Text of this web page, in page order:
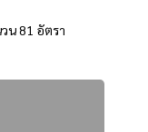
น 81 อัตรา